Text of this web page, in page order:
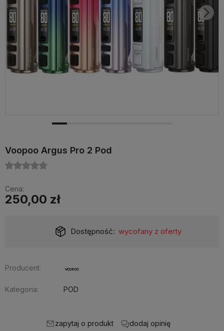
Voopoo Argus Pro 2 Pod
Cena:
250,00 zł
Dostępność: wycofany z oferty
Producent:
Kategoria: POD
zapytaj o produkt dodaj opinię